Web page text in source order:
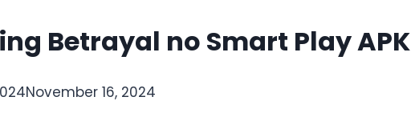
Betrayal no Smart Play APK
November 16, 2024